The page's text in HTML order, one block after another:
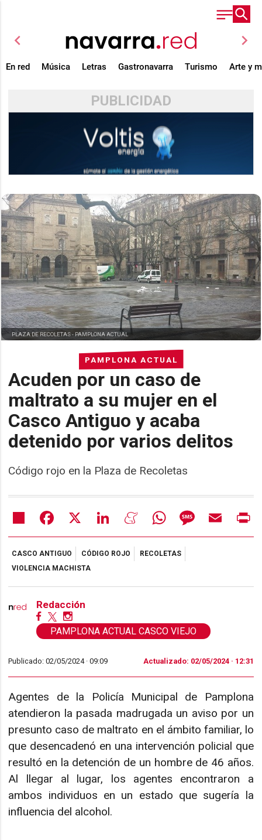
chevron_left chevron_right
En red Música Letras Gastronavarra Turismo Arte y
PUBLICIDAD
PAMPLONA ACTUAL
Acuden por un caso de
maltrato a su mujer en el
Casco Antiguo y acaba
detenido por varios delitos
Código rojo en la Plaza de Recoletas
PLAZA DE RECOLETAS - PAMPLONA ACTUAL
Share Facebook LinkedIn MeneameWhatsAppMessageEmail
CASCO ANTIGUO CÓDIGO ROJO
RECOLETAS
VIOLENCIA MACHISTA
Redacción
PAMPLONA ACTUAL CASCO VIEJO
Publicado: 02/05/2024 ·09:09 Actualizado: 02/05/2024 · 12:31
Agentes de la Policía Municipal de Pamplona
atendieron la pasada madrugada un aviso por un
presunto caso de maltrato en el ámbito familiar, lo
que desencadenó en una intervención policial que
resultó en la detención de un hombre de 46 años.
Al llegar al lugar, los agentes encontraron a
ambos individuos en un estado que sugería la
influencia del alcohol.